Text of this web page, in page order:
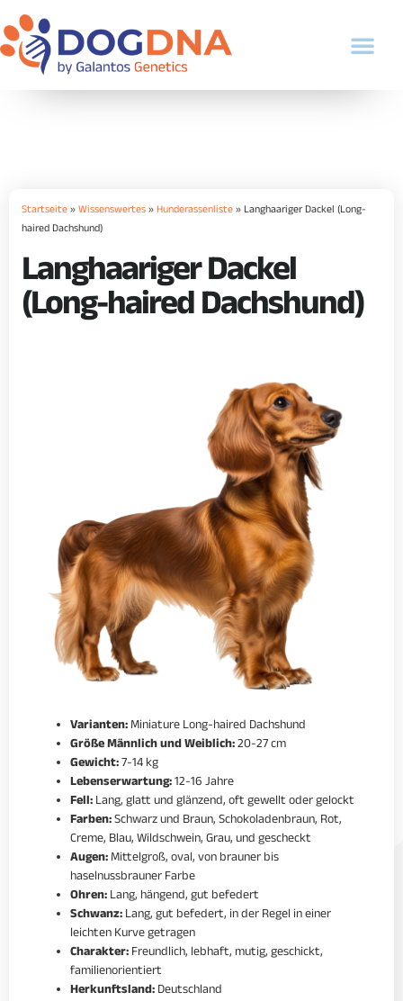
Startseite»Wissenswertes» Hunderassenliste» Langhaariger Dackel (Long-
haired Dachshund)
Langhaariger Dackel
(Long-haired Dachshund)
Varianten:Miniature Long-haired Dachshund
Größe Männlich und Weiblich:20-27 cm
Gewicht:7-14 kg
Lebenserwartung:12-16 Jahre
Fell:Lang, glatt und glänzend, oft gewellt oder gelockt
Farben:Schwarz und Braun, Schokoladenbraun, Rot,
Creme, Blau, Wildschwein, Grau, und gescheckt
Augen:Mittelgroß, oval, von brauner bis
haselnussbrauner Farbe
Ohren:Lang, hängend, gut befedert
Schwanz:Lang, gut befedert, in der Regel in einer
leichten Kurve getragen
Charakter:Freundlich, lebhaft, mutig, geschickt,
familienorientiert
Herkunftsland:Deutschland